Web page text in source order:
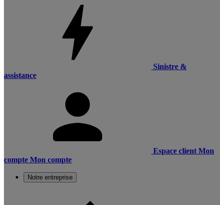
Sinistre &
assistance
Espace client Mon
compte Mon compte
Notre entreprise